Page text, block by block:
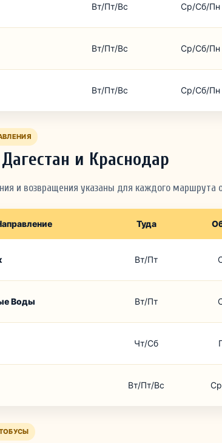
Вт/Пт/Вс Ср/Сб/Пн
Вт/Пт/Вс Ср/Сб/Пн
Вт/Пт/Вс Ср/Сб/Пн
и Краснодар
и возвращения указаны для каждого маршрута
Туда
Вт/Пт
Воды Вт/Пт
Чт/Сб
Вт/Пт/Вс